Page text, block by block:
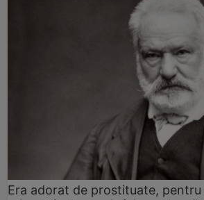
Era adorat de prostituate, pentru